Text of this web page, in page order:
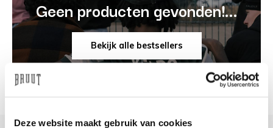
Deze website maakt gebruik van cookies
Geen producten gevonden!...
Bekijk alle bestsellers